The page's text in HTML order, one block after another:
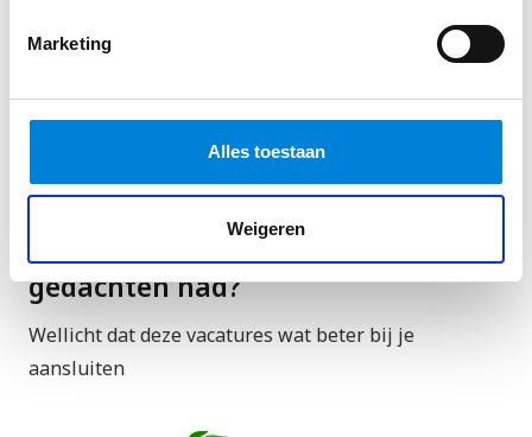
Marketing
Alles toestaan
Weigeren
Toch niet helemaal wat je in
gedachten had?
Wellicht dat deze vacatures wat beter bij je
aansluiten